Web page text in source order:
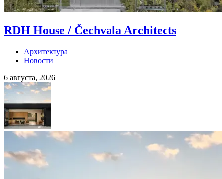
RDH House / Čechvala Architects
Архитектура
Новости
6 августа, 2026